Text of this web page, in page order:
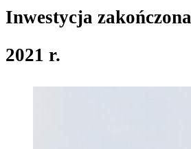
Inwestycja
2021 r.